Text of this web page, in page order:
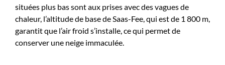
situées plus bas sont aux prises avec des vagues de
chaleur, l’altitude de base de Saas-Fee, qui est de 1 800 m,
garantit que l’air froid s’installe, ce qui permet de
conserver une neige immaculée.